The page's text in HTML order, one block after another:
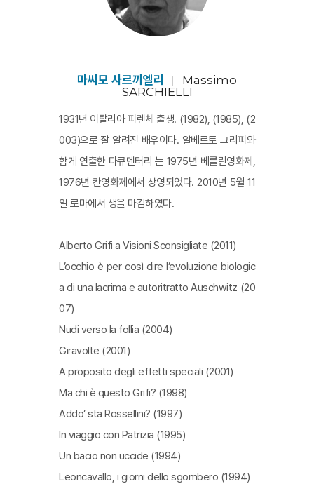
마씨모 사르끼엘리
Massimo
SARCHIELLI
1931년 이탈리아 피렌체 출생. (1982), (1985), (2
003)으로 잘 알려진 배우이다. 알베르토 그리피와
함게 연출한 다큐멘터리 는 1975년 베를린영화제,
1976년 칸영화제에서 상영되었다. 2010년 5월 11
일 로마에서 생을 마감하였다.
Alberto Grifi a Visioni Sconsigliate (2011)
L’occhio è per così dire l’evoluzione biologic
a di una lacrima e autoritratto Auschwitz (20
07)
Nudi verso la follia (2004)
Giravolte (2001)
A proposito degli effetti speciali (2001)
Ma chi è questo Grifi? (1998)
Addo’ sta Rossellini? (1997)
In viaggio con Patrizia (1995)
Un bacio non uccide (1994)
Leoncavallo, i giorni dello sgombero (1994)